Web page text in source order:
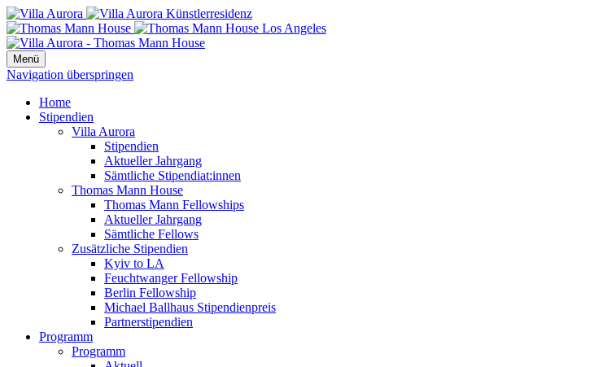
Menü
Navigation überspringen
Home
Stipendien
Villa Aurora
Stipendien
Aktueller Jahrgang
Sämtliche Stipendiat:innen
Thomas Mann House
Thomas Mann Fellowships
Aktueller Jahrgang
Sämtliche Fellows
Zusätzliche Stipendien
Kyiv to LA
Feuchtwanger Fellowship
Berlin Fellowship
Michael Ballhaus Stipendienpreis
Partnerstipendien
Programm
Programm